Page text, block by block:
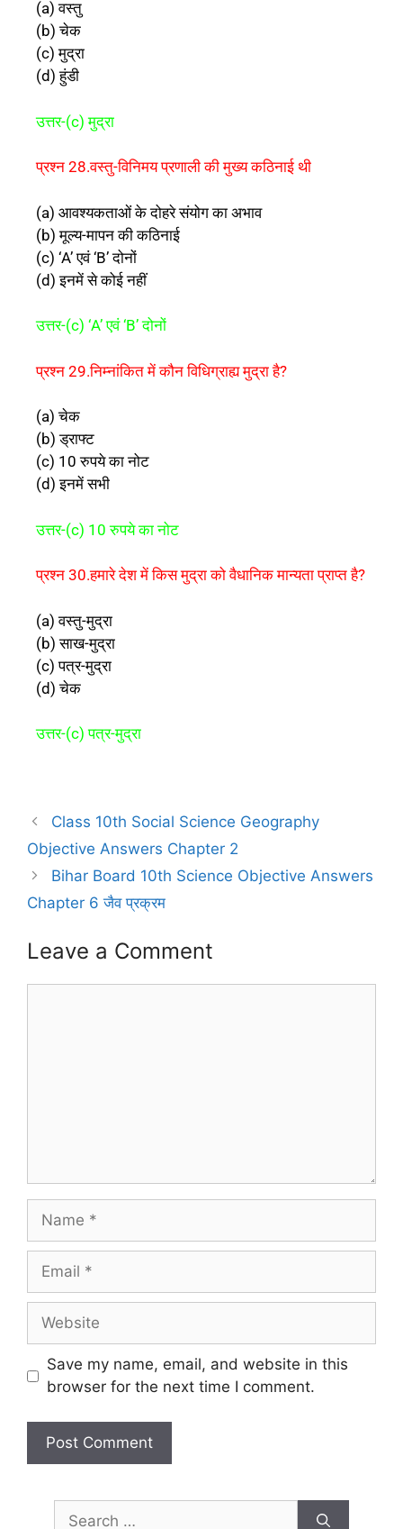
(a) वस्तु
(b) चेक
(c) मुद्रा
(d) हुंडी
उत्तर-(c) मुद्रा
प्रश्न 28.वस्तु-विनिमय प्रणाली की मुख्य कठिनाई थी
(a) आवश्यकताओं के दोहरे संयोग का अभाव
(b) मूल्य-मापन की कठिनाई
(c) ‘A’ एवं ‘B’ दोनों
(d) इनमें से कोई नहीं
उत्तर-(c) ‘A’ एवं ‘B’ दोनों
प्रश्न 29.निम्नांकित में कौन विधिग्राह्य मुद्रा है?
(a) चेक
(b) ड्राफ्ट
(c) 10 रुपये का नोट
(d) इनमें सभी
उत्तर-(c) 10 रुपये का नोट
प्रश्न 30.हमारे देश में किस मुद्रा को वैधानिक मान्यता प्राप्त है?
(a) वस्तु-मुद्रा
(b) साख-मुद्रा
(c) पत्र-मुद्रा
(d) चेक
उत्तर-(c) पत्र-मुद्रा
Class 10th Social Science Geography
Objective Answers Chapter 2
Bihar Board 10th Science Objective Answers
Chapter 6 जैव प्रक्रम
Leave a Comment
Save my name, email, and website in this
browser for the next time I comment.